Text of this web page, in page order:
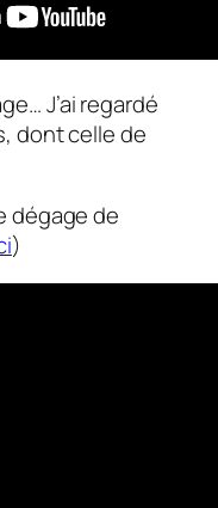
J’ai regardé
dont celle de
dégage de
)